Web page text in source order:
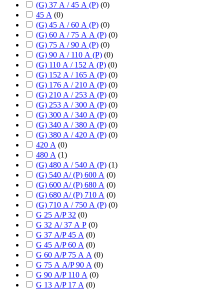
(G) 37 А / 45 А (P) (0)
45 А (0)
(G) 45 А / 60 А (P) (0)
(G) 60 А / 75 А А (P) (0)
(G) 75 А / 90 А (P) (0)
(G) 90 А / 110 А (P) (0)
(G) 110 А / 152 А (P) (0)
(G) 152 А / 165 А (P) (0)
(G) 176 А / 210 А (P) (0)
(G) 210 А / 253 А (P) (0)
(G) 253 А / 300 А (P) (0)
(G) 300 А / 340 А (P) (0)
(G) 340 А / 380 А (P) (0)
(G) 380 А / 420 А (P) (0)
420 А (0)
480 А (1)
(G) 480 А / 540 А (P) (1)
(G) 540 А/ (P) 600 А (0)
(G) 600 А/ (P) 680 А (0)
(G) 680 А/ (P) 710 А (0)
(G) 710 А / 750 А (P) (0)
G 25 А/P 32 (0)
G 32 А/ 37 А P (0)
G 37 А/P 45 А (0)
G 45 А/P 60 А (0)
G 60 А/P 75 А А (0)
G 75 А А/P 90 А (0)
G 90 А/P 110 А (0)
G 13 А/P 17 А (0)